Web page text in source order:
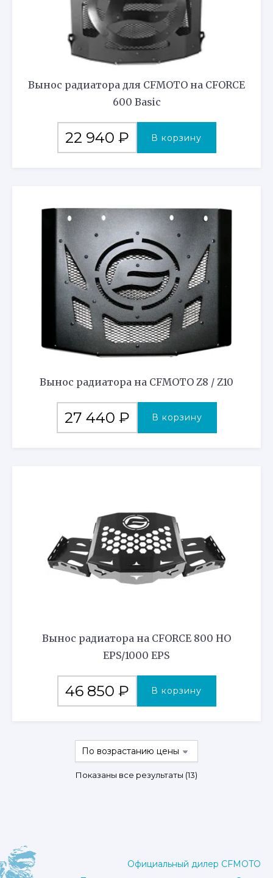
Вынос радиатора для CFMOTO на CFORCE
600 Basic
22 940 ₽ В корзину
Вынос радиатора на CFMOTO Z8 / Z10
27 440 ₽ В корзину
Вынос радиатора на CFORCE 800 HO
EPS/1000 EPS
46 850 ₽ В корзину
Показаны все результаты (13)
Официальный дилер CFMOTO